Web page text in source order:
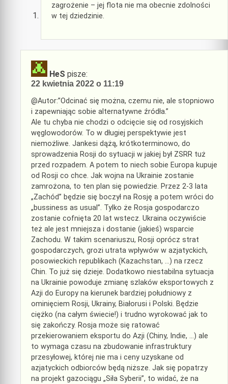
zagrożenie – jej flota nie ma obecnie zdolności
w tej dziedzinie.
HeS pisze:
22 kwietnia 2022 o 11:19
@Autor:”Odcinać się można, czemu nie, ale stopniowo
i zapewniając sobie alternatywne źródła.”
Ale tu chyba nie chodzi o odcięcie się od rosyjskich
węglowodorów. To w długiej perspektywie jest
niemożliwe. Jankesi dążą, krótkoterminowo, do
sprowadzenia Rosji do sytuacji w jakiej był ZSRR tuż
przed rozpadem. A potem to niech sobie Europa kupuje
od Rosji co chce. Jak wojna na Ukrainie zostanie
zamrożona, to ten plan się powiedzie. Przez 2-3 lata
„Zachód” będzie się boczył na Rosję a potem wróci do
„bussiness as usual”. Tylko że Rosja gospodarczo
zostanie cofnięta 20 lat wstecz. Ukraina oczywiście
też ale jest mniejsza i dostanie (jakieś) wsparcie
Zachodu. W takim scenariuszu, Rosji oprócz strat
gospodarczych, grozi utrata wpływów w azjatyckich,
posowieckich republikach (Kazachstan, …) na rzecz
Chin. To już się dzieje. Dodatkowo niestabilna sytuacja
na Ukrainie powoduje zmianę szlaków eksportowych z
Azji do Europy na kierunek bardziej południowy z
ominięciem Rosji, Ukrainy, Białorusi i Polski. Będzie
ciężko (na całym świecie!) i trudno wyrokować jak to
się zakończy. Rosja może się ratować
przekierowaniem eksportu do Azji (Chiny, Indie, …) ale
to wymaga czasu na zbudowanie infrastruktury
przesyłowej, której nie ma i ceny uzyskane od
azjatyckich odbiorców będą niższe. Jak się popatrzy
na projekt gazociągu „Siła Syberii”, to widać, że na